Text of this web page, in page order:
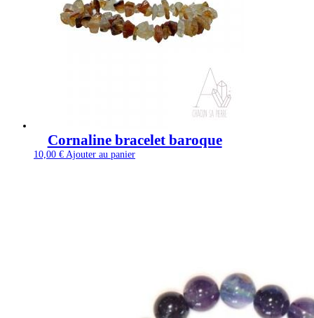
Cornaline bracelet baroque
10,00 € Ajouter au panier